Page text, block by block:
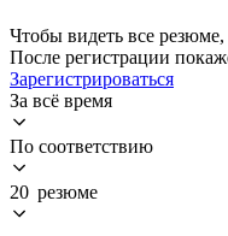
Чтобы видеть все резюме,
После регистрации
Зарегистрироваться
За всё время
По соответствию
20 резюме